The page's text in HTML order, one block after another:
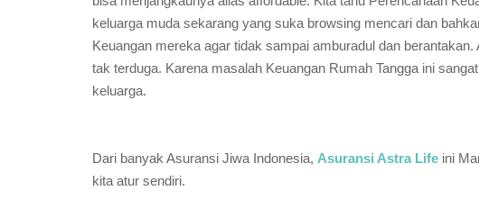
keluarga muda sekarang yang suka browsing mencari dan
Keuangan mereka agar tidak sampai amburadul dan
tak terduga. Karena masalah Keuangan Rumah Tangga ini
keluarga.
Dari banyak Asuransi Jiwa Indonesia, Asuransi Astra Life ini
kita atur sendiri.